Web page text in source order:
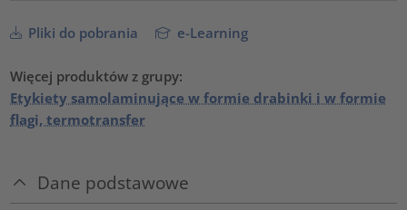
Pliki do pobrania e-Learning
Więcej produktów z grupy:
Etykiety samolaminujące w formie drabinki i w formie
flagi, termotransfer
Dane podstawowe